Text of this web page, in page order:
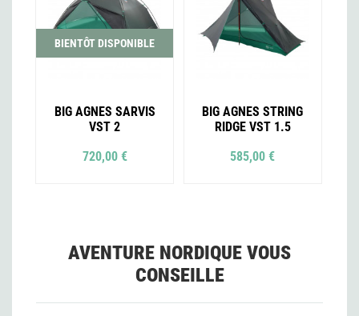
BIENTÔT DISPONIBLE
BIG AGNES SARVIS
VST 2
720,00 €
BIG AGNES STRING
RIDGE VST 1.5
585,00 €
AVENTURE NORDIQUE VOUS
CONSEILLE